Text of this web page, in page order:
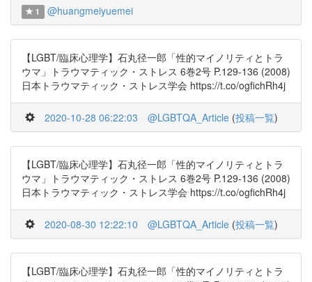
1 @huangmeiyuemei
【LGBT/臨床心理学】石丸径一郎「性的マイノリティとトラ
ウマ」トラウマティック・ストレス 6巻2号 P.129-136 (2008)
日本トラウマティック・ストレス学会 https://t.co/ogfichRh4j
2020-10-28 06:22:03 @LGBTQA_Article (投稿一覧)
【LGBT/臨床心理学】石丸径一郎「性的マイノリティとトラ
ウマ」トラウマティック・ストレス 6巻2号 P.129-136 (2008)
日本トラウマティック・ストレス学会 https://t.co/ogfichRh4j
2020-08-30 12:22:10 @LGBTQA_Article (投稿一覧)
【LGBT/臨床心理学】石丸径一郎「性的マイノリティとトラ